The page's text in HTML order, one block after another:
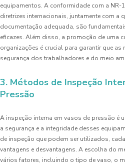
equipamentos. A conformidade com a NR-
diretrizes internacionais, juntamente com
documentação adequada, são
eficazes. Além disso, a promoção de uma
organizações é crucial para garantir que as
segurança dos trabalhadores e do meio
3. Métodos de Inspeção
Pressão
A inspeção interna em vasos de pressão é
a segurança e a integridade desses
de inspeção que podem ser utilizados,
vantagens e desvantagens. A escolha do
vários fatores, incluindo o tipo de vaso, o